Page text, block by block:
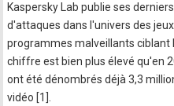
Kaspersky Lab publie ses
d'attaques dans l'univers des
programmes malveillants ciblant
chiffre est bien plus élevé qu'en
ont été dénombrés déjà 3,3
vidéo [1].